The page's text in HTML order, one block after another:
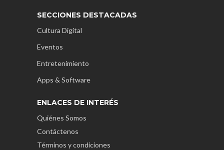
SECCIONES DESTACADAS
Cultura Digital
Eventos
Entretenimiento
Apps & Software
ENLACES DE INTERÉS
Quiénes Somos
Contáctenos
Términos y condiciones